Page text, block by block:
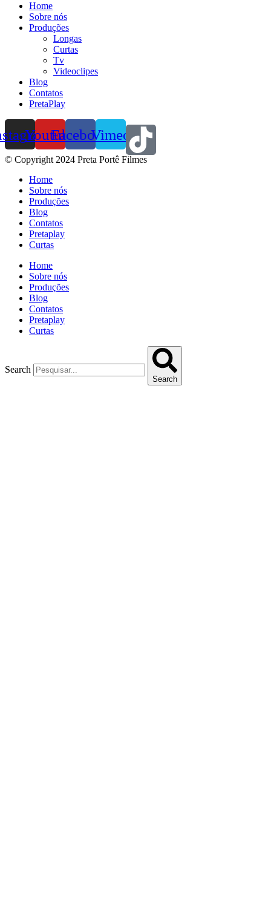
Home
Sobre nós
Produções
Longas
Curtas
Tv
Videoclipes
Blog
Contatos
PretaPlay
YoutubeFacebook
Vimeo
© Copyright 2024 Preta Portê Filmes
Home
Sobre nós
Produções
Blog
Contatos
Pretaplay
Curtas
Home
Sobre nós
Produções
Blog
Contatos
Pretaplay
Curtas
Search
Search